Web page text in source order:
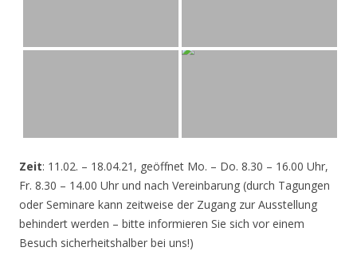
Zeit: 11.02. – 18.04.21, geöffnet Mo. – Do. 8.30 – 16.00 Uhr,
Fr. 8.30 – 14.00 Uhr und nach Vereinbarung (durch Tagungen
oder Seminare kann zeitweise der Zugang zur Ausstellung
behindert werden – bitte informieren Sie sich vor einem
Besuch sicherheitshalber bei uns!)